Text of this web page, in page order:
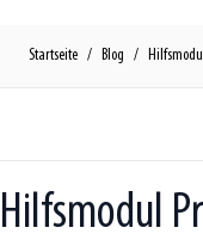
Startseite / Blog /
Hilfsmodul